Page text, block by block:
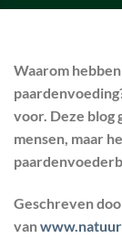
Waarom
voor. Deze blog
mensen, maar
Geschreven
van